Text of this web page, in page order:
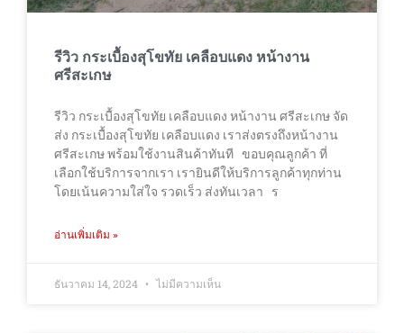
รีวิว กระเบื้องสุโขทัย เคลือบแดง หน้างาน
ศรีสะเกษ
รีวิว กระเบื้องสุโขทัย เคลือบแดง หน้างาน ศรีสะเกษ จัด
ส่ง กระเบื้องสุโขทัย เคลือบแดง เราส่งตรงถึงหน้างาน
ศรีสะเกษ พร้อมใช้งานสินค้าทันที ขอบคุณลูกค้า ที่
เลือกใช้บริการจากเรา เรายินดีให้บริการลูกค้าทุกท่าน
โดยเน้นความใส่ใจ รวดเร็ว ส่งทันเวลา ร
อ่านเพิ่มเติม »
ธันวาคม 14, 2024 ไม่มีความเห็น